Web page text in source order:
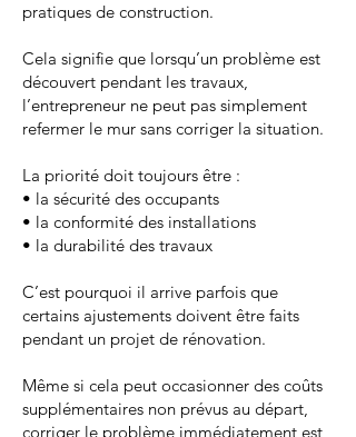
pratiques de construction.
Cela signifie que lorsqu’un problème est
découvert pendant les travaux,
l’entrepreneur ne peut pas simplement
refermer le mur sans corriger la situation.
La priorité doit toujours être :
• la sécurité des occupants
• la conformité des installations
• la durabilité des travaux
C’est pourquoi il arrive parfois que
certains ajustements doivent être faits
pendant un projet de rénovation.
Même si cela peut occasionner des coûts
supplémentaires non prévus au départ,
corriger le problème immédiatement est